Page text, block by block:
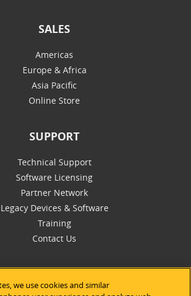
SALES
Americas
Europe & Africa
Asia Pacific
Online Store
SUPPORT
Technical Support
Software Licensing
Partner Network
Legacy Devices & Software
Training
Contact Us
FOLLOW
we use cookies and similar